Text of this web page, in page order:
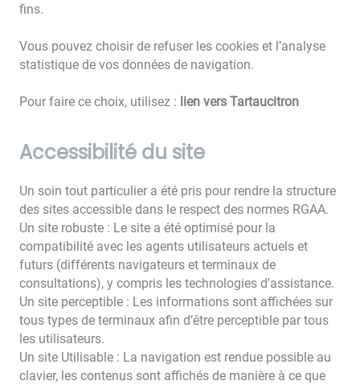
fins.
Vous pouvez choisir de refuser les cookies et l’analyse
statistique de vos données de navigation.
Pour faire ce choix, utilisez : lien vers Tartaucitron
Accessibilité du site
Un soin tout particulier a été pris pour rendre la structure
des sites accessible dans le respect des normes RGAA.
Un site robuste : Le site a été optimisé pour la
compatibilité avec les agents utilisateurs actuels et
futurs (différents navigateurs et terminaux de
consultations), y compris les technologies d'assistance.
Un site perceptible : Les informations sont affichées sur
tous types de terminaux afin d’être perceptible par tous
les utilisateurs.
Un site Utilisable : La navigation est rendue possible au
clavier, les contenus sont affichés de manière à ce que